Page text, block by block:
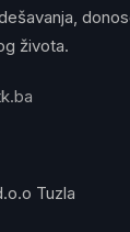
života.
Tuzla